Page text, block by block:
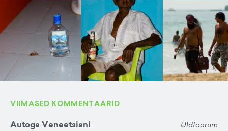
VIIMASED KOMMENTAARID
Autoga Veneetsiani Üldfoorum